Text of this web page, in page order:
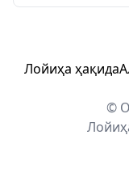
Лойиҳа ҳақида
©